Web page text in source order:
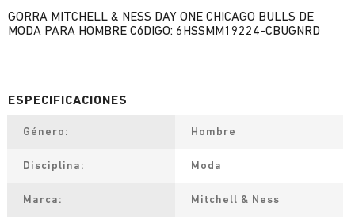
GORRA MITCHELL & NESS DAY ONE CHICAGO BULLS DE
MODA PARA HOMBRE CóDIGO: 6HSSMM19224-CBUGNRD
Género Hombre
Disciplina Moda
Marca Mitchell & Ness